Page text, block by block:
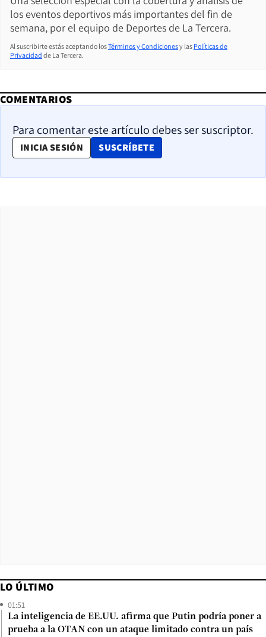
los eventos deportivos más importantes del fin de
semana, por el equipo de Deportes de La Tercera.
Al suscribirte estás aceptando losTérminos y Condicionesy las Políticas de
Privacidad de La Tercera.
COMENTARIOS
Para comentar este artículo debes ser suscriptor.
INICIA SESIÓN SUSCRÍBETE
OPENS IN NEW WINDOW
LO ÚLTIMO
01:51
La inteligencia de EE.UU. afirma que Putin podría poner a
prueba a la OTAN con un ataque limitado contra un país